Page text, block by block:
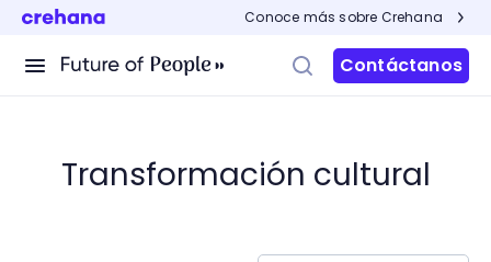
Conoce más sobre Crehana
Contáctanos
Transformación cultural